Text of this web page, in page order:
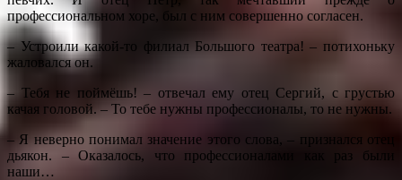
профессиональном хоре, был с ним совершенно согласен.
– Устроили какой-то филиал Большого театра! – потихоньку
жаловался он.
– Тебя не поймёшь! – отвечал ему отец Сергий, с грустью
качая головой. – То тебе нужны профессионалы, то не нужны.
– Я неверно понимал значение этого слова, – признался отец
дьякон. – Оказалось, что профессионалами как раз были
наши…